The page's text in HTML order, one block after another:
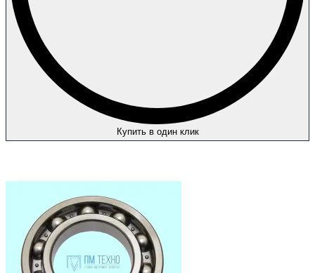
Купить в один клик